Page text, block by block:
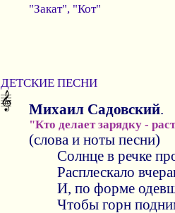
"Закат", "Кот"
ДЕТСКИЕ ПЕСНИ
Михаил Садовский.
"Кто делает зарядку -
(слова и ноты песни)
Солнце в речке
Расплескало
И, по форме
Чтобы горн